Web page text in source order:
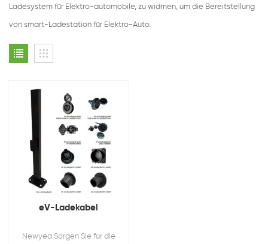
Ladesystem für Elektro-automobile, zu widmen, um die Bereitstellung
von smart-Ladestation für Elektro-Auto.
eV-Ladekabel
Newyea Sorgen Sie für die